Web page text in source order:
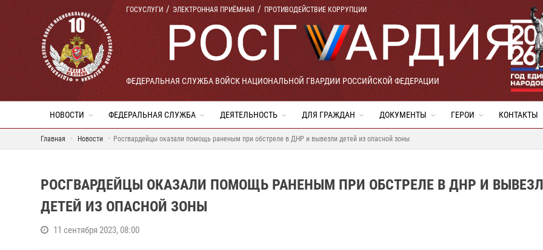
ГОСУСЛУГИ ЭЛЕКТРОННАЯ ПРИЁМНАЯ ПРОТИВОДЕЙСТВИЕ КОРРУПЦИИ
ФЕДЕРАЛЬНАЯ СЛУЖБА ВОЙСК НАЦИОНАЛЬНОЙ ГВАРДИИ РОССИЙСКОЙ ФЕДЕРАЦИИ
НОВОСТИ ФЕДЕРАЛЬНАЯ СЛУЖБА ДЕЯТЕЛЬНОСТЬ ДЛЯ ГРАЖДАН ДОКУМЕНТЫ ГЕРОИ КОНТАКТЫ
Главная Новости Росгвардейцы оказали помощь раненым при обстреле в ДНР и вывезли детей из опасной зоны
РОСГВАРДЕЙЦЫ ОКАЗАЛИ ПОМОЩЬ РАНЕНЫМ ПРИ ОБСТРЕЛЕ В ДНР И
ДЕТЕЙ ИЗ ОПАСНОЙ ЗОНЫ
11 сентября 2023, 08:00